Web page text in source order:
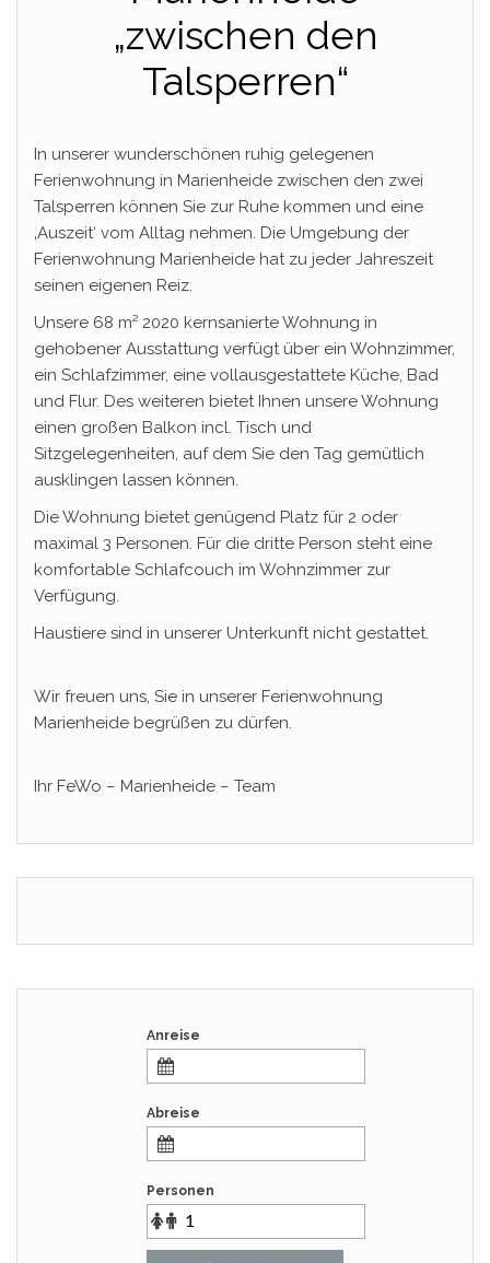
„zwischen den
Talsperren“
In unserer wunderschönen ruhig gelegenen
Ferienwohnung in Marienheide zwischen den zwei
Talsperren können Sie zur Ruhe kommen und eine
‚Auszeit‘ vom Alltag nehmen. Die Umgebung der
Ferienwohnung Marienheide hat zu jeder Jahreszeit
seinen eigenen Reiz.
Unsere 68 m² 2020 kernsanierte Wohnung in
gehobener Ausstattung verfügt über ein Wohnzimmer,
ein Schlafzimmer, eine vollausgestattete Küche, Bad
und Flur. Des weiteren bietet Ihnen unsere Wohnung
einen großen Balkon incl. Tisch und
Sitzgelegenheiten, auf dem Sie den Tag gemütlich
ausklingen lassen können.
Die Wohnung bietet genügend Platz für 2 oder
maximal 3 Personen. Für die dritte Person steht eine
komfortable Schlafcouch im Wohnzimmer zur
Verfügung.
Haustiere sind in unserer Unterkunft nicht gestattet.
Wir freuen uns, Sie in unserer Ferienwohnung
Marienheide begrüßen zu dürfen.
Ihr FeWo – Marienheide – Team
Anreise
Abreise
Personen